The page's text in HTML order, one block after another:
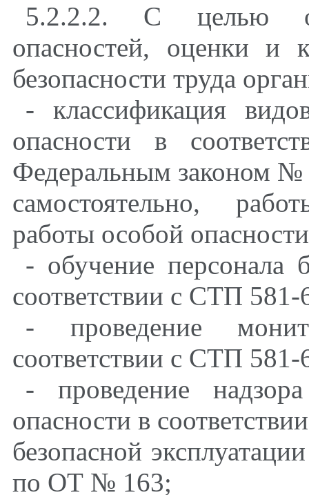
5.2.2.2. С целью
опасностей, оценки и
безопасности труда
- классификация
опасности в
Федеральным законом
самостоятельно,
работы особой
- обучение персонала
соответствии с СТП
- проведение
соответствии с СТП
- проведение
опасности в
безопасной
по ОТ № 163;